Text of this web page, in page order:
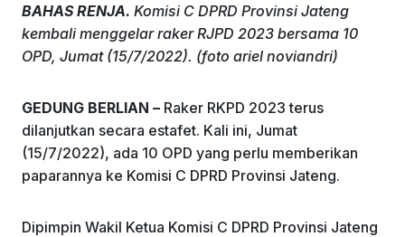
c
e
o
o
k
k
e
n
at
s
p
p
e
gr
m
ai
l
ar
e
BAHAS RENJA. Komisi C DPRD Provinsi Jateng
kembali menggelar raker RJPD 2023 bersama 10
OPD, Jumat (15/7/2022). (foto ariel noviandri)
GEDUNG BERLIAN – Raker RKPD 2023 terus
dilanjutkan secara estafet. Kali ini, Jumat
(15/7/2022), ada 10 OPD yang perlu memberikan
paparannya ke Komisi C DPRD Provinsi Jateng.
Dipimpin Wakil Ketua Komisi C DPRD Provinsi Jateng